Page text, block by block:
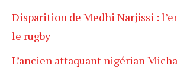
Disparition de Medhi Narjissi :
le rugby
L’ancien attaquant nigérian